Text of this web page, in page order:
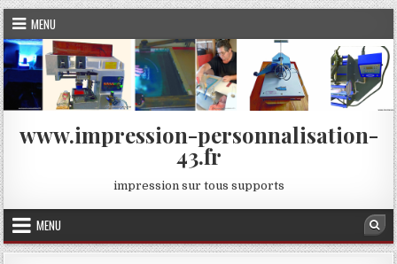
Skip
to
content
MENU
www.impression-personnalisation-
43.fr
impression sur tous supports
MENU